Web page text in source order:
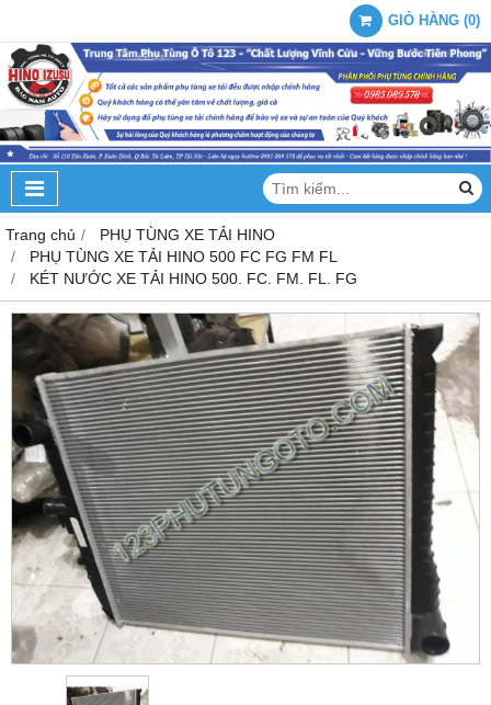
GIỎ HÀNG (0)
Trang chủ
PHỤ TÙNG XE TẢI HINO
PHỤ TÙNG XE TẢI HINO 500 FC FG FM FL
KÉT NƯỚC XE TẢI HINO 500. FC. FM. FL. FG